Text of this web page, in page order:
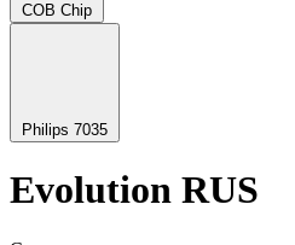
COB Chip
Philips 7035
Evolution RUS